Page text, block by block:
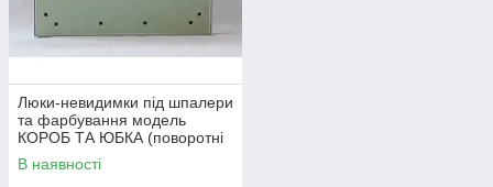
Люки-невидимки під шпалери
та фарбування модель
КОРОБ ТА ЮБКА (поворотні
дверцята)
В наявності